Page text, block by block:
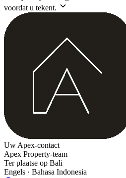
voordat u tekent.
Uw Apex-contact
Apex Property-team
Ter plaatse op Bali
Engels · Bahasa Indonesia